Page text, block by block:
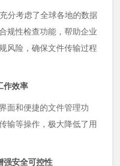
分考虑了全球各地的数据
规性检查功能，帮助企业
风险，确保文件传输过程
作效率
面和便捷的文件管理功
输等操作，极大降低了用
强安全可控性